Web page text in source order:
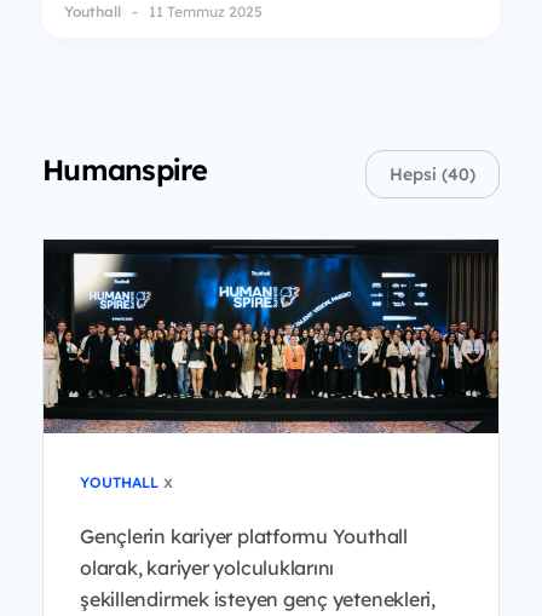
Youthall 11 Temmuz 2025
Humanspire Hepsi (40)
YOUTHALL x
Gençlerin kariyer platformu Youthall
olarak, kariyer yolculuklarını
şekillendirmek isteyen genç yetenekleri,